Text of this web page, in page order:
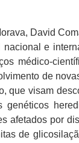
David
e
médico-
de
que visam
afetados por
de